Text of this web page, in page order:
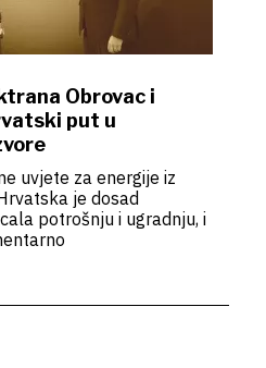
Obrovac i
put u
uvjete za energije iz
je dosad
potrošnju i ugradnju, i